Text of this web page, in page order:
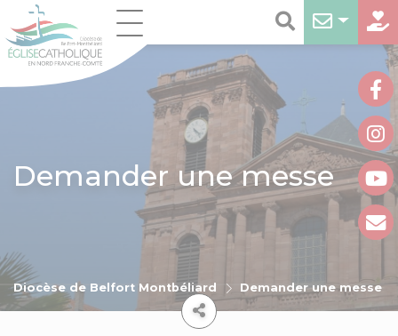
Demander une messe
Diocèse de Belfort Montbéliard Demander une messe